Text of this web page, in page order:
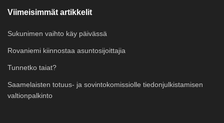
Viimeisimmät artikkelit
Sukunimen vaihto käy päivässä
Rovaniemi kiinnostaa asuntosijoittajia
Tunnetko taiat?
Saamelaisten totuus- ja sovintokomissiolle tiedonjulkistamisen
valtionpalkinto